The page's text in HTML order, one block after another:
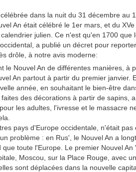
dans la nuit du 31 décembre au
An était célébré le 1er mars, et du
julien. Ce n'est qu'en 1700 que
a publié un décret pour
drôle, à notre avis moderne:
le Nouvel An de différentes manières, à
An partout à partir du premier janvier.
année, en souhaitant le bien-être
des décorations à partir de sapins,
les adultes, l'ivresse et le massacre
pays d'Europe occidentale, n'était
problème : en Rus', le Nouvel An a
toute l'Europe. Le premier Nouvel
Moscou, sur la Place Rouge, avec
sont déplacées dans la nouvelle